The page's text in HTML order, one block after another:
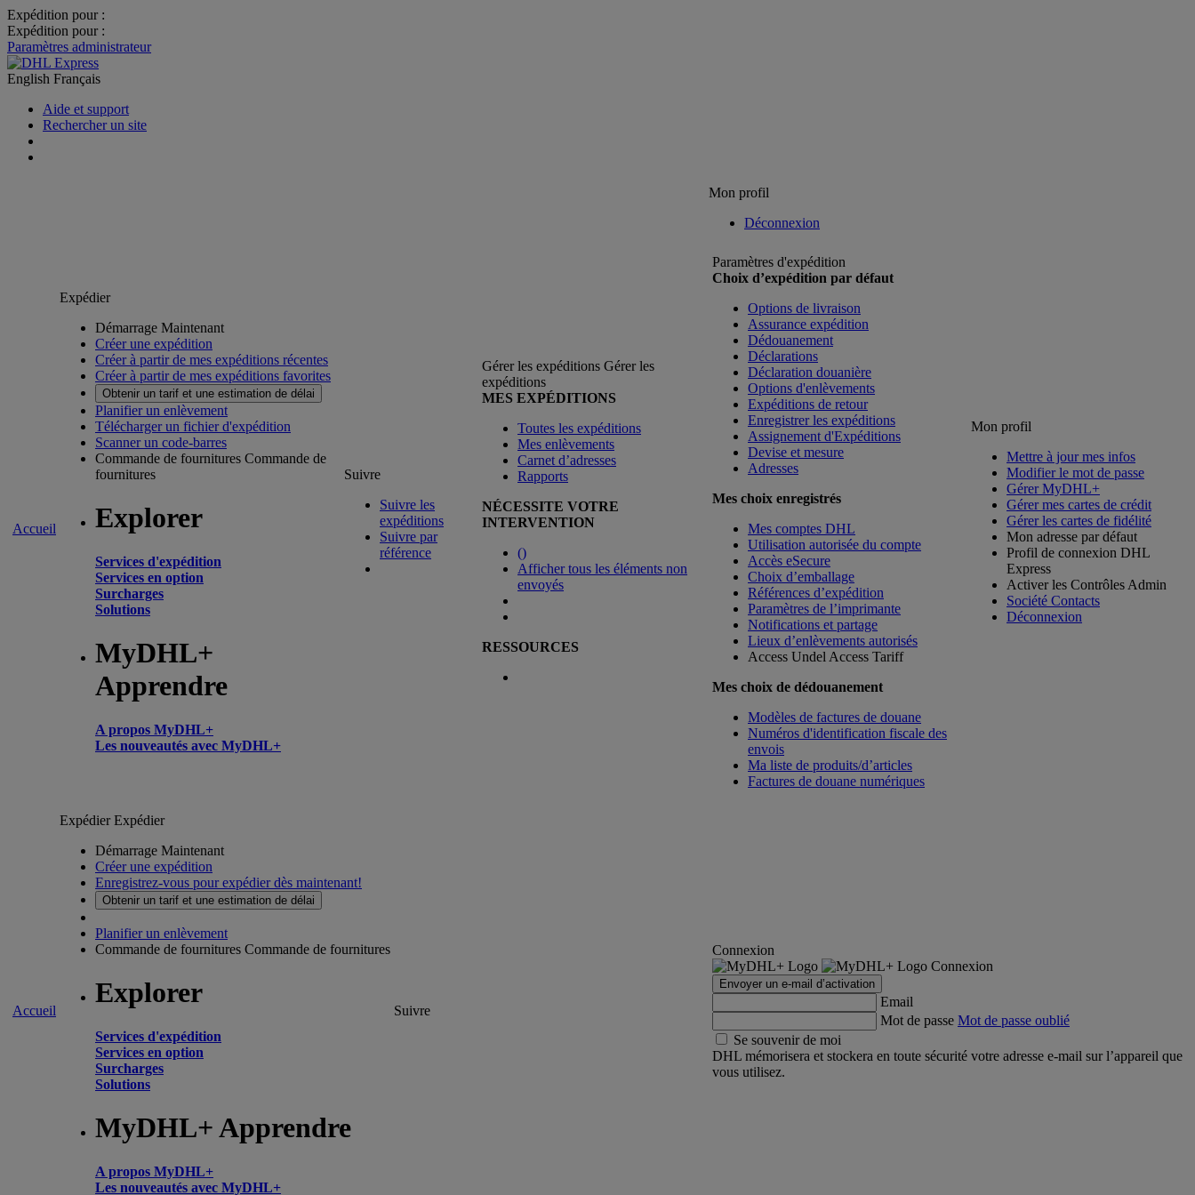
Expédition pour :
Expédition pour :
Paramètres administrateur
English Français
Aide et support
Rechercher un site
Mon profil
Déconnexion
Accueil
Expédier
Démarrage Maintenant
Créer une expédition
Créer à partir de mes expéditions récentes
Créer à partir de mes expéditions favorites
Obtenir un tarif et une estimation de délai
Planifier un enlèvement
Télécharger un fichier d'expédition
Scanner un code-barres
Commande de fournitures Commande de
fournitures
Explorer
Services d'expédition
Services en option
Surcharges
Solutions
MyDHL+
Apprendre
A propos MyDHL+
Les nouveautés avec MyDHL+
Suivre
Suivre les
expéditions
Suivre par
référence
Gérer les expéditions Gérer les
expéditions
MES EXPÉDITIONS
Toutes les expéditions
Mes enlèvements
Carnet d’adresses
Rapports
NÉCESSITE VOTRE
INTERVENTION
()
Afficher tous les éléments non
envoyés
RESSOURCES
Paramètres d'expédition
Choix d’expédition par défaut
Options de livraison
Assurance expédition
Dédouanement
Déclarations
Déclaration douanière
Options d'enlèvements
Expéditions de retour
Enregistrer les expéditions
Assignement d'Expéditions
Devise et mesure
Adresses
Mes choix enregistrés
Mes comptes DHL
Utilisation autorisée du compte
Accès eSecure
Choix d’emballage
Références d’expédition
Paramètres de l’imprimante
Notifications et partage
Lieux d’enlèvements autorisés
Access Undel Access Tariff
Mes choix de dédouanement
Modèles de factures de douane
Numéros d'identification fiscale des
envois
Ma liste de produits/d’articles
Factures de douane numériques
Mon profil
Mettre à jour mes infos
Modifier le mot de passe
Gérer MyDHL+
Gérer mes cartes de crédit
Gérer les cartes de fidélité
Mon adresse par défaut
Profil de connexion DHL
Express
Activer les Contrôles Admin
Société Contacts
Déconnexion
Accueil
ExpédierExpédier
Démarrage Maintenant
Créer une expédition
Enregistrez-vous pour expédier dès maintenant!
Obtenir un tarif et une estimation de délai
Planifier un enlèvement
Commande de fournitures Commande de fournitures
Explorer
Services d'expédition
Services en option
Surcharges
Solutions
MyDHL+ Apprendre
A propos MyDHL+
Les nouveautés avec MyDHL+
Suivre
Connexion
Connexion
Envoyer un e-mail d’activation
Email
Mot de passe Mot de passe oublié
Se souvenir de moi
DHL mémorisera et stockera en toute sécurité votre adresse e-mail sur l’appareil que
vous utilisez.